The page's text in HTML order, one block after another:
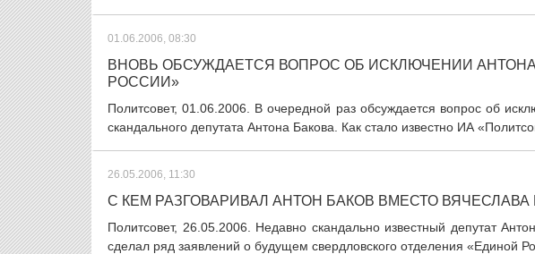
01.06.2006, 08:30
ВНОВЬ ОБСУЖДАЕТСЯ ВОПРОС ОБ ИСКЛЮЧЕНИИ
РОССИИ»
Политсовет, 01.06.2006. В очередной раз обсуждается вопрос об
скандального депутата Антона Бакова. Как стало известно ИА
26.05.2006, 11:30
С КЕМ РАЗГОВАРИВАЛ АНТОН БАКОВ ВМЕСТО
Политсовет, 26.05.2006. Недавно скандально известный депутат
сделал ряд заявлений о будущем свердловского отделения «Единой